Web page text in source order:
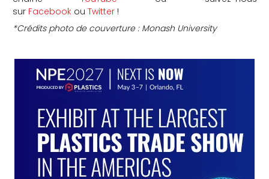
sur Facebookou Twitter!
*Crédits photo de couverture : Monash University